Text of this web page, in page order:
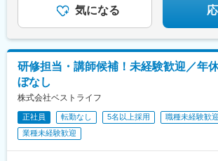
気になる
研修担当・講師候補！未経験歓迎／年
ぼなし
株式会社ベストライフ
正社員 転勤なし 5名以上採用
職種未経験歓迎
業種未経験歓迎